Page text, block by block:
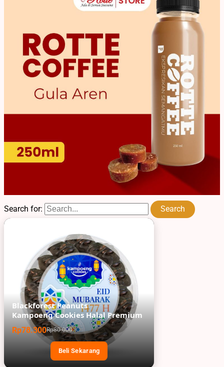
Search for:
Blackforest Peanuts
Kampoeng Cookies Halal Premium
Rp78.300Rp80.000
Beli Sekarang